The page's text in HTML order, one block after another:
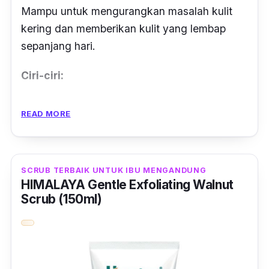
Mampu untuk mengurangkan masalah kulit
kering dan memberikan kulit yang lembap
sepanjang hari.
Ciri-ciri:
Jadi wajib untuk guna produk ini bagi
melegakan masalah kulit kering dengan
kandungan glycerin.
READ MORE
SCRUB TERBAIK UNTUK IBU MENGANDUNG
HIMALAYA Gentle Exfoliating Walnut
Scrub (150ml)